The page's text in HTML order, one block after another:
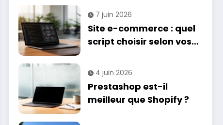
projets
7 juin 2026
Site e-commerce : quel
script choisir selon vos
? 4 juin 2026
Prestashop est-il
meilleur que Shopify ?